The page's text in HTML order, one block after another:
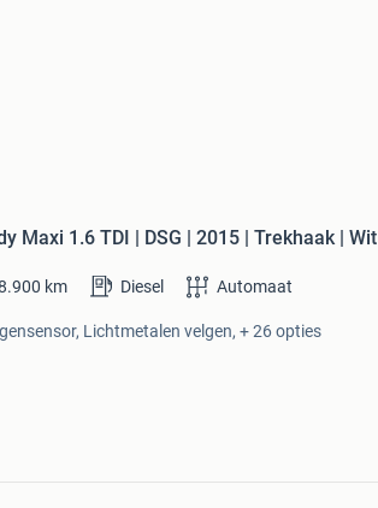
Maxi 1.6 TDI | DSG | 2015 | Trekhaak | Wit
km Diesel Automaat
Lichtmetalen velgen, + 26 opties